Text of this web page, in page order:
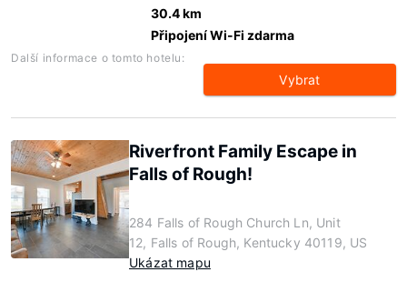
30.4 km
Připojení Wi-Fi zdarma
Další informace o tomto hotelu:
Vybrat
Riverfront Family Escape in
Falls of Rough!
284 Falls of Rough Church Ln, Unit
12, Falls of Rough, Kentucky 40119, US
Ukázat mapu